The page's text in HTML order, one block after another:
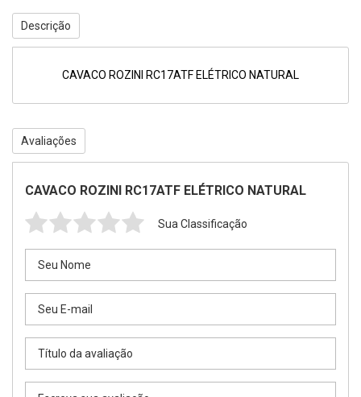
Descrição
CAVACO ROZINI RC17ATF ELÉTRICO NATURAL
Avaliações
CAVACO ROZINI RC17ATF ELÉTRICO NATURAL
Sua Classificação